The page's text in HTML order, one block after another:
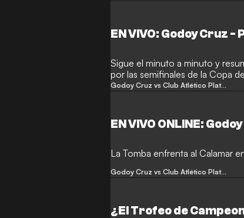
EN VIVO: Godoy Cruz -
Sigue el minuto a minuto y
por las semifinales de la Copa
Godoy Cruz vs Club Atlético Platense
EN VIVO ONLINE:
La Tomba enfrenta al Calamar
Godoy Cruz vs Club Atlético Platense
¿El Trofeo de